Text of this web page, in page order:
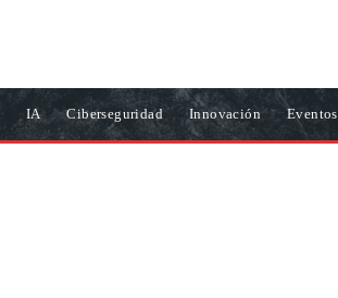
IA Ciberseguridad Innovación Eventos